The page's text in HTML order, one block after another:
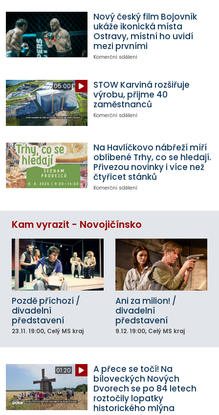
Nový český film Bojovník
ukáže ikonická místa
Ostravy, místní ho uvidí
mezi prvními
Komerční sdělení
05:00
STOW Karviná rozšiřuje
výrobu, přijme 40
zaměstnanců
Komerční sdělení
Na Havlíčkovo nábřeží míří
oblíbené Trhy, co se hledají.
Přivezou novinky i více než
čtyřicet stánků
Komerční sdělení
Kam vyrazit - Novojičínsko
Pozdě příchozí /
divadelní
představení
23.11. 19:00, Celý MS kraj
Ani za milion! /
divadelní
představení
9.12. 19:00, Celý MS kraj
01:20
A přece se točí! Na
bíloveckých Nových
Dvorech se po 84 letech
roztočily lopatky
historického mlýna